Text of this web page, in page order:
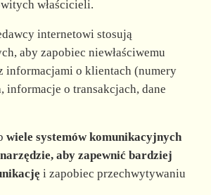
właścicieli.
internetowi stosują
aby zapobiec niewłaściwemu
informacjami o klientach (numery
informacje o transakcjach, dane
wiele systemów komunikacyjnych
aby zapewnić bardziej
i zapobiec przechwytywaniu